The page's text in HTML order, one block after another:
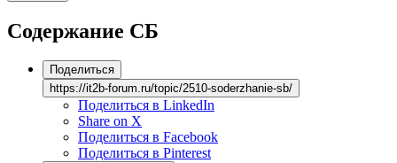
Содержание СБ
Поделиться
https://it2b-forum.ru/topic/2510-soderzhanie-sb/
Поделиться в LinkedIn
Share on X
Поделиться в Facebook
Поделиться в Pinterest